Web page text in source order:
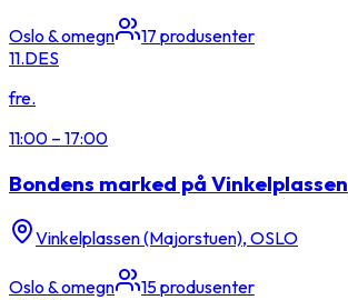
Oslo & omegn 17 produsenter
11.DES
fre.
11:00 – 17:00
Bondens marked på Vinkelplassen
Vinkelplassen (Majorstuen), OSLO
Oslo & omegn 15produsenter